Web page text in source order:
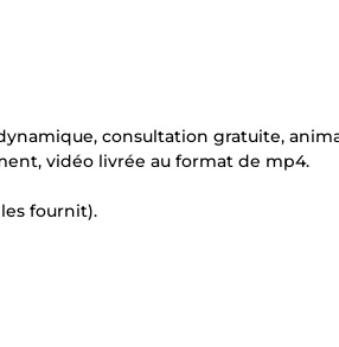
consultation gratuite,
vidéo livrée au format de mp4.
fournit).